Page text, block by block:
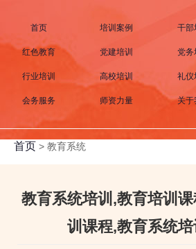
首页 培训案例 干部
红色教育 党建培训 党务
行业培训 高校培训 礼仪
会务服务 师资力量 关于
首页 > 教育系统
教育系统培训,教育培训
训课程,教育系统